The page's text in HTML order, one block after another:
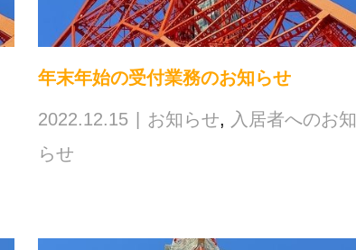
年末年始の受付業務のお知らせ
2022.12.15 お知らせ, 入居者へのお知
らせ